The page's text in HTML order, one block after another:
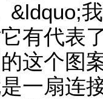
&ldquo;
有代表
这个图
一扇连